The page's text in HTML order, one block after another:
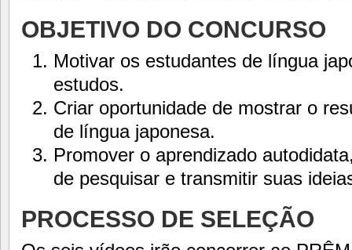
OBJETIVO DO CONCURSO
Motivar os estudantes de língua
estudos.
Criar oportunidade de mostrar o
de língua japonesa.
Promover o aprendizado
de pesquisar e transmitir suas
PROCESSO DE SELEÇÃO